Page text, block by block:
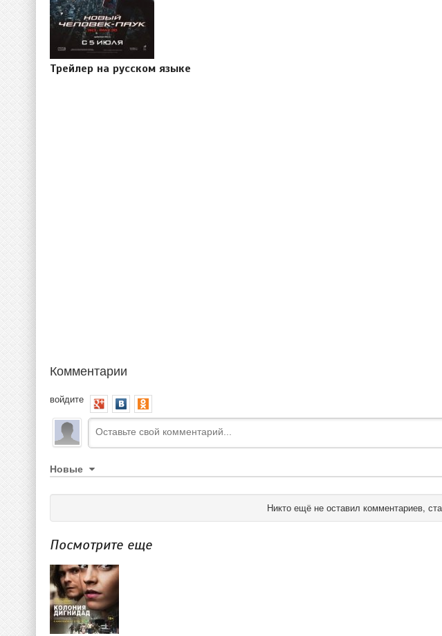
Трейлер на русском языке
Комментарии
войдите
Новые
Никто ещё не оставил комментариев,
Посмотрите еще